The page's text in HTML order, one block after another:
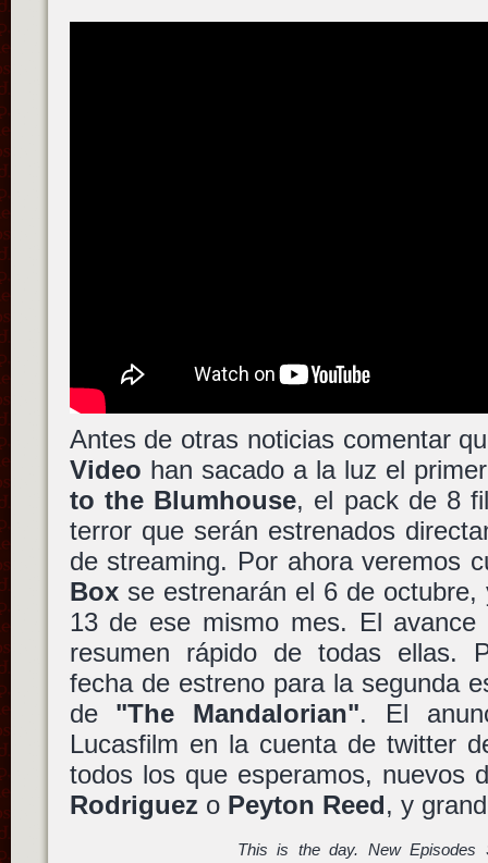
Antes de otras noticias comentar
Video han sacado a la luz el
to the Blumhouse, el pack de 8
terror que serán estrenados
de streaming. Por ahora veremos
Boxse estrenarán el 6 de
13 de ese mismo mes. El
resumen rápido de todas ellas.
fecha de estreno para la segunda
de "The Mandalorian". El
Lucasfilm en la cuenta de twitter
todos los que esperamos, nuevos
Rodriguezo Peyton Reed, y
This is the day. New Episodes